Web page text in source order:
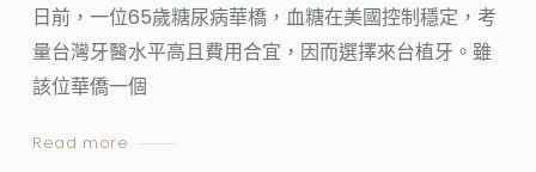
日前，一位65歲糖尿病華橋，血糖在美國控制穩定，考
量台灣牙醫水平高且費用合宜，因而選擇來台植牙。雖
該位華僑一個
Read more